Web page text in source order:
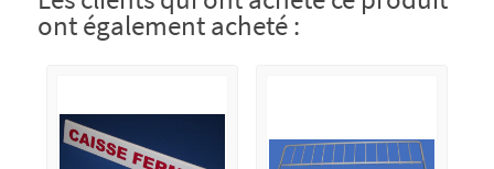
ont également acheté :